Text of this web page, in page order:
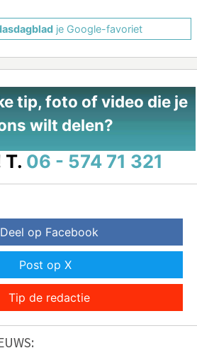
je Google-favoriet
tip, foto of video die je
wilt delen?
T. 06 - 574 71 321
Deel op Facebook
Post op X
Tip de redactie